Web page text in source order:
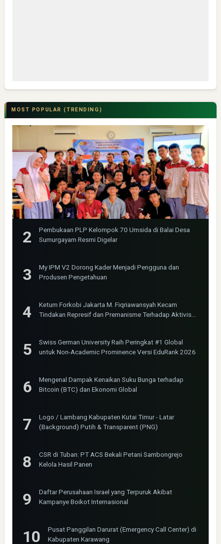
MOST POPULAR (TRENDING)
Pembukaan PLP Kelompok 70 Umsida di Balai Desa
Sumurgayam Resmi Digelar
My IPM V2 Dorong Kader Menjadi Pengguna dan
Produsen Pengetahuan
Ketum Forkobi Jakarta M. Fiqriawansyah Kecam
Tindakan Represif dan Premanisme Terhadap Aktivis
Swiss German University Raih Peringkat #1 Global
untuk Non-Academic Prominence Versi EduRank 2026
Mengenal Dampak Kenaikan Suku Bunga terhadap
Bitcoin (BTC) dan Ekonomi Global
Logo / Lambang Kabupaten Kutai Timur - Latar
(Background) Putih & Transparent (PNG)
CSR di Tuban: PT ACS Bekali Petani Sambongrejo
Kelola Hasil Panen
Daftar Perusahaan Israel yang Terpuruk Akibat
Kampanye Boikot Internasional
Pusat Panggilan Darurat (Emergency Call Center) di
Kabupaten Karawang